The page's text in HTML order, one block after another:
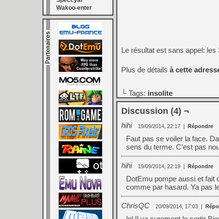
Wakoo-enter
Le résultat est sans appel:
Plus de détails à cette
└ Tags: insolite
Discussion (4) ¬
hihi 19/09/2014, 22:17 | Répondre
Faut pas se voiler la face.
sens du terme. C’est pas
hihi 19/09/2014, 22:19 | Répondre
DotEmu pompe aussi et fait
comme par hasard. Ya pas
ChrisQC 20/09/2014, 17:03 |